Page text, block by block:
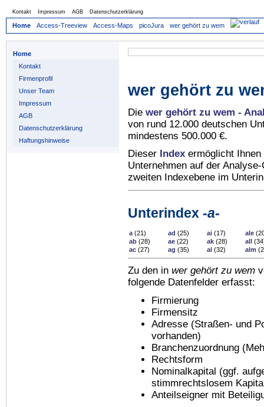
Kontakt Impressum AGB Datenschutzerklärung
Home Access-Treeview Access-Maps picoJura wer gehört zu wem
Home
Kontakt
Firmenprofil
Unser Team
Impressum
AGB
Datenschutzerklärung
Haftungshinweise
wer gehört zu
Die wer gehört zu wem -
von rund 12.000 deutschen
mindestens 500.000 €.
Dieser Index ermöglicht
Unternehmen auf der
zweiten Indexebene im
Unterindex -a-
a (21) ad (25) ai (17) ale
ab (28) ae (22) ak (28) all
ac (27) ag (35) al (32) alm
Zu den in wer gehört zu wem
folgende Datenfelder erfasst:
Firmierung
Firmensitz
Adresse (Straßen- und
vorhanden)
Branchenzuordnung
Rechtsform
Nominalkapital (ggf.
stimmrechtslosem
Anteilseigner mit